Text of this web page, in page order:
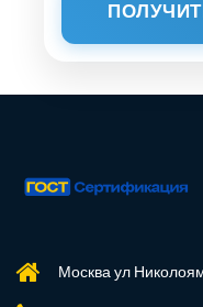
Москва ул